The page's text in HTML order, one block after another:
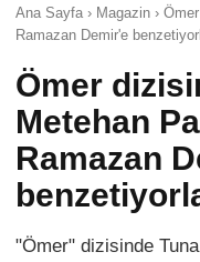
Ana Sayfa › Magazin ›
Ramazan Demir'e
Ömer
Metehan
Ramazan
"Ömer" dizisinde